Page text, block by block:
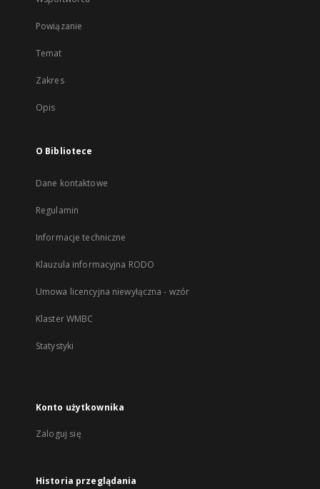
Powiązanie
Temat
Zakres
Opis
O Bibliotece
Dane kontaktowe
Regulamin
Informacje techniczne
Klauzula informacyjna RODO
Umowa licencyjna niewyłączna - wzór
Klaster WMBC
Statystyki
Konto użytkownika
Zaloguj się
Historia przeglądania